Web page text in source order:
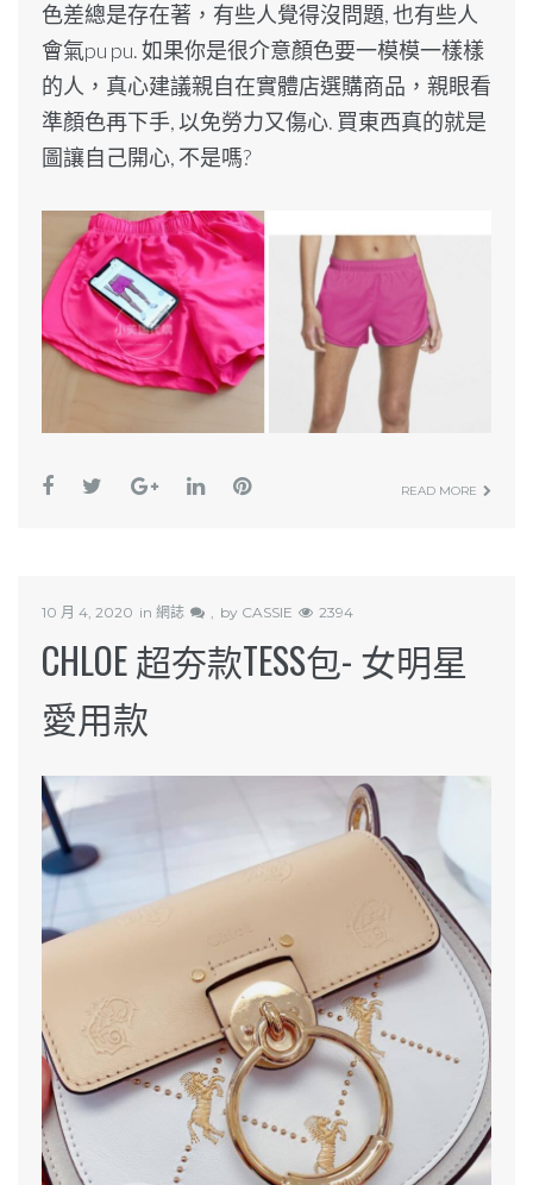
色差總是存在著，有些人覺得沒問題, 也有些人
會氣pu pu. 如果你是很介意顏色要一模模一樣樣
的人，真心建議親自在實體店選購商品，親眼看
準顏色再下手, 以免勞力又傷心. 買東西真的就是
圖讓自己開心, 不是嗎?
READ MORE
10 月 4, 2020 in 網誌 by CASSIE 2394
CHLOE 超夯款TESS包- 女明星
愛用款